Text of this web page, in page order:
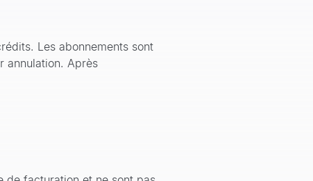
Les abonnements sont
annulation. Après